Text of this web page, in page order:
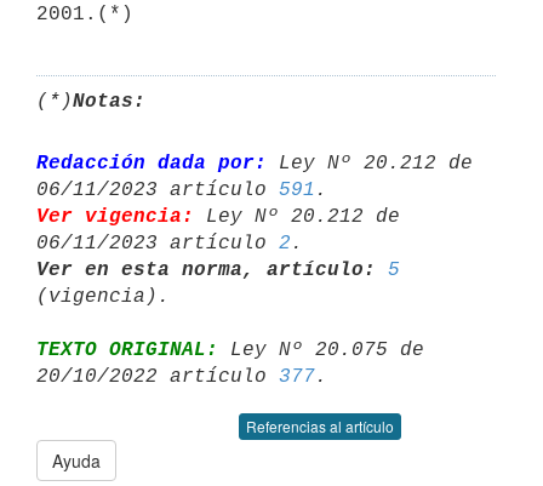
2001.(*)
(*)Notas:
Redacción dada por:
Ley Nº 20.212 de
06/11/2023 artículo 591
Ver vigencia:
Ley Nº 20.212 de
06/11/2023 artículo 2
Ver en esta norma, artículo:
5
TEXTO ORIGINAL:
Ley Nº 20.075 de
20/10/2022 artículo 377
Referencias al artículo
Ayuda